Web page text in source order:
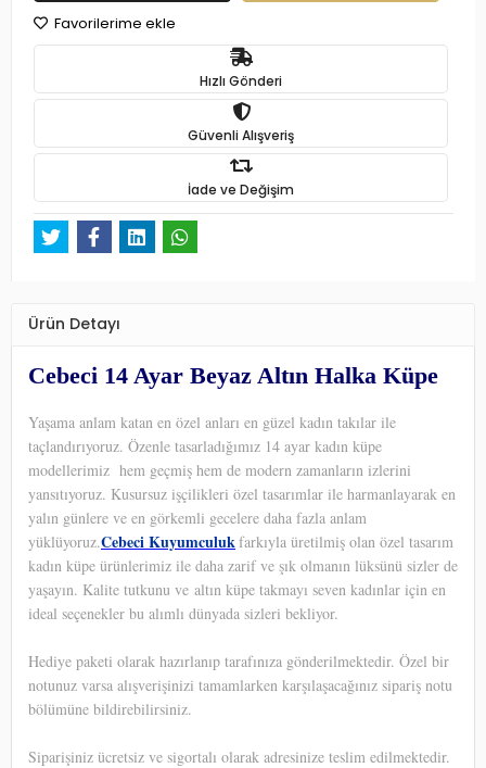
Favorilerime ekle
Hızlı Gönderi
Güvenli Alışveriş
İade ve Değişim
Ürün Detayı
Cebeci 14 Ayar Beyaz Altın Halka Küpe
Yaşama anlam katan en özel anları en güzel kadın takılar ile
taçlandırıyoruz. Özenle tasarladığımız 14 ayar kadın küpe
modellerimiz hem geçmiş hem de modern zamanların izlerini
yansıtıyoruz. Kusursuz işçilikleri özel tasarımlar ile harmanlayarak en
yalın günlere ve en görkemli gecelere daha fazla anlam
yüklüyoruz.Cebeci Kuyumculukfarkıyla üretilmiş olan özel tasarım
kadın küpe ürünlerimiz ile daha zarif ve şık olmanın lüksünü sizler de
yaşayın. Kalite tutkunu ve altın küpe takmayı seven kadınlar için en
ideal seçenekler bu alımlı dünyada sizleri bekliyor.
Hediye paketi olarak hazırlanıp tarafınıza gönderilmektedir. Özel bir
notunuz varsa alışverişinizi tamamlarken karşılaşacağınız sipariş notu
bölümüne bildirebilirsiniz.
Siparişiniz ücretsiz ve sigortalı olarak adresinize teslim edilmektedir.